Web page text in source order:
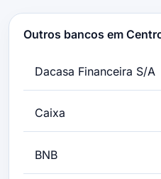
Outros bancos em
Dacasa Financeira S/A
Caixa
BNB